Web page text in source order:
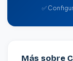
✅
Más sobre